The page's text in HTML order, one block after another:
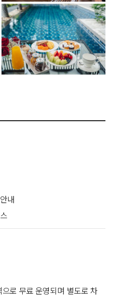
내
로 무료 운영되며 별도로 차